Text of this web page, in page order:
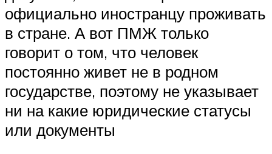
официально иностранцу проживать
в стране. А вот ПМЖ только
говорит о том, что человек
постоянно живет не в родном
государстве, поэтому не указывает
ни на какие юридические статусы
или документы